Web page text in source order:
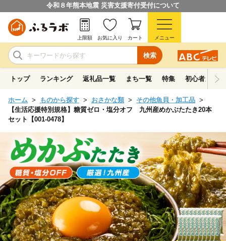
令和８年熊本地震 災害支援寄付受付について
検索
上限額 お気に入り カート メニュー
トップ ランキング 返礼品一覧 まち一覧 特集 初心者ガイド
ホーム ものから探す おさかな類
その他魚貝・加工品
【生活応援特別規格】糖質ゼロ・塩分オフ 九州産めかぶたたき20本
セット【001-0478】